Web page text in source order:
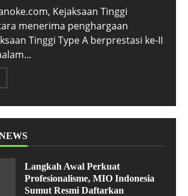
Kejaksaan Tinggi
menerima penghargaan
Tinggi Type A berprestasi ke-II
Langkah Awal Perkuat
Profesionalisme, MIO Indonesia
Sumut Resmi Daftarkan